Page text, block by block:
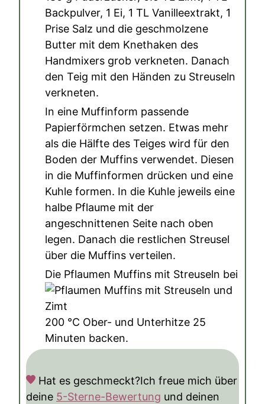
Backpulver, 1 Ei, 1 TL Vanilleextrakt, 1
Prise Salz und die geschmolzene
Butter mit dem Knethaken des
Handmixers grob verkneten. Danach
den Teig mit den Händen zu Streuseln
verkneten.
In eine Muffinform passende
Papierförmchen setzen. Etwas mehr
als die Hälfte des Teiges wird für den
Boden der Muffins verwendet. Diesen
in die Muffinformen drücken und eine
Kuhle formen. In die Kuhle jeweils eine
halbe Pflaume mit der
angeschnittenen Seite nach oben
legen. Danach die restlichen Streusel
über die Muffins verteilen.
Die Pflaumen Muffins mit Streuseln bei
200 °C Ober- und Unterhitze 25
Minuten backen.
Hat es geschmeckt?Ich freue mich über
deine 5-Sterne-Bewertung und deinen